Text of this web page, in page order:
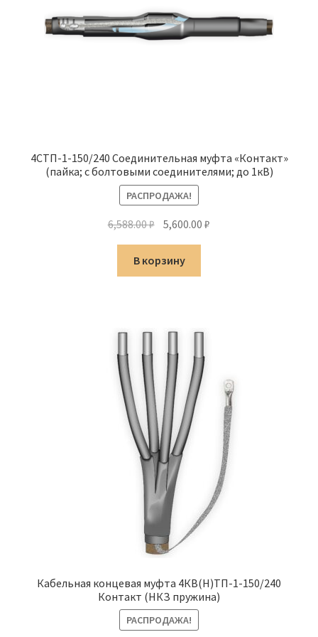
4СТП-1-150/240 Соединительная муфта «Контакт»
(пайка; с болтовыми соединителями; до 1кВ)
РАСПРОДАЖА!
6,588.00₽ Первоначальная
цена
составляла
6,588.00 ₽.
5,600.00₽
В корзину
Кабельная концевая муфта 4КВ(Н)ТП-1-150/240
Контакт (НКЗ пружина)
РАСПРОДАЖА!